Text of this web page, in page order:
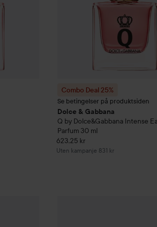
Combo Deal 25%
Se betingelser på produktsiden
Dolce & Gabbana
Q by Dolce&Gabbana Intense
Parfum 30 ml
623,25 kr
Uten kampanje 831 kr